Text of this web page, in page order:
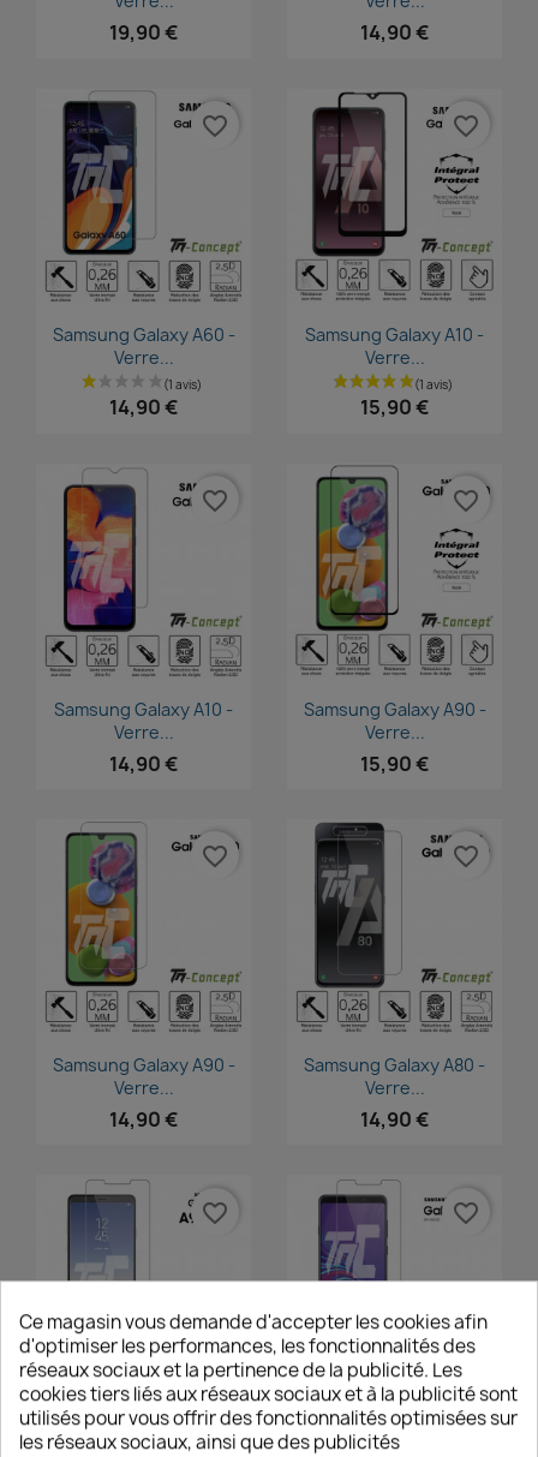
19,90 € 14,90 €
Aperçu rapide
Samsung Galaxy A60 -
Verre...
14,90 €
favorite_border
Aperçu rapide
Samsung Galaxy A10 -
Verre...
15,90 €
favorite_border
Aperçu rapide
Samsung Galaxy A10 -
Verre...
14,90 €
favorite_border
Aperçu rapide
Samsung Galaxy A90 -
Verre...
15,90 €
favorite_border
Aperçu rapide
Samsung Galaxy A90 -
Verre...
14,90 €
favorite_border
Aperçu rapide
Samsung Galaxy A80 -
Verre...
14,90 €
favorite_border
Aperçu rapide
Samsung Galaxy A9 Star
-...
favorite_border
Aperçu rapide
Samsung Galaxy A9s -
Verre...
favorite_border
Ce magasin vous demande d'accepter les cookies afin
d'optimiser les performances, les fonctionnalités des
réseaux sociaux et la pertinence de la publicité. Les
cookies tiers liés aux réseaux sociaux et à la publicité sont
utilisés pour vous offrir des fonctionnalités optimisées sur
les réseaux sociaux, ainsi que des publicités